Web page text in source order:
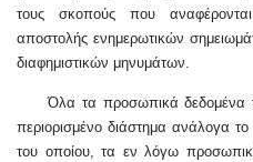
τους σκοπούς που
αποστολής ενημερωτικών
διαφημιστικών μηνυμάτων.
Όλα τα προσωπικά δεδομένα
περιορισμένο διάστημα ανάλογα
του οποίου, τα εν λόγω